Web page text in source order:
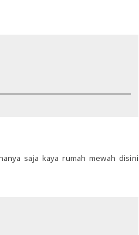
saja kaya rumah mewah disini